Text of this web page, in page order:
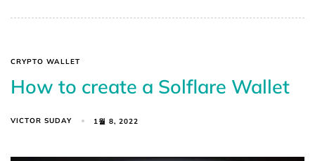
CRYPTO WALLET
How to create a Solflare Wallet
VICTOR SUDAY 1월 8, 2022